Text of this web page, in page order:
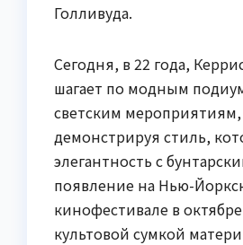
Голливуда.
Сегодня, в 22 года,
шагает по модным
светским мероприятиям,
демонстрируя стиль,
элегантность с
появление на Нью-
кинофестивале в
культовой сумкой